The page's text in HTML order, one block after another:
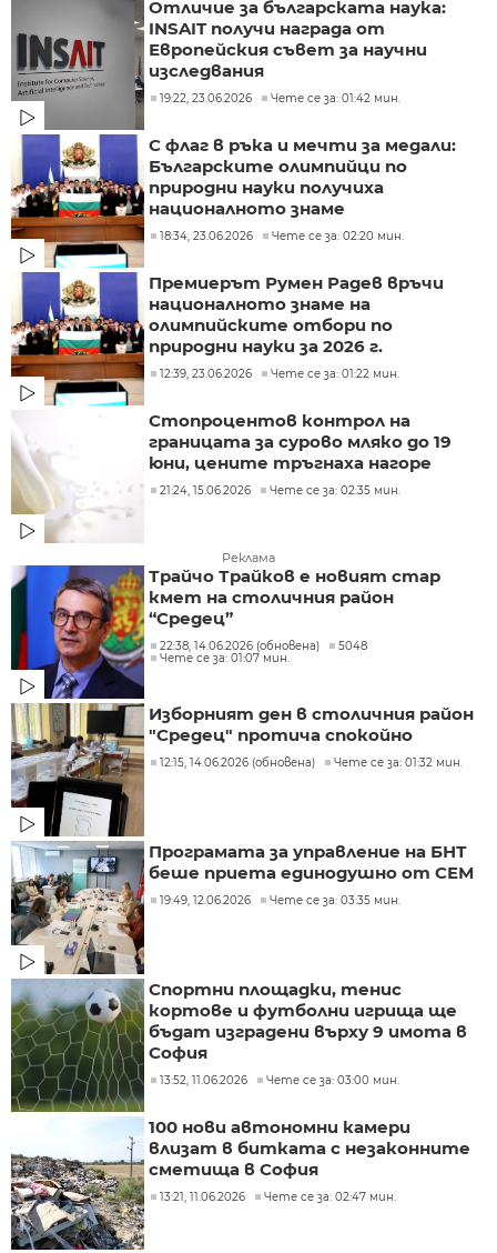
Отличие за българската наука:
INSAIT получи награда от
Европейския съвет за научни
изследвания
19:22, 23.06.2026 Чете се за: 01:42 мин.
С флаг в ръка и мечти за медали:
Българските олимпийци по
природни науки получиха
националното знаме
18:34, 23.06.2026 Чете се за: 02:20 мин.
Премиерът Румен Радев връчи
националното знаме на
олимпийските отбори по
природни науки за 2026 г.
12:39, 23.06.2026 Чете се за: 01:22 мин.
Стопроцентов контрол на
границата за сурово мляко до 19
юни, цените тръгнаха нагоре
21:24, 15.06.2026 Чете се за: 02:35 мин.
Реклама
Трайчо Трайков е новият стар
кмет на столичния район
“Средец”
22:38, 14.06.2026 (обновена)
5048
Чете се за: 01:07 мин.
Изборният ден в столичния район
"Средец" протича спокойно
12:15, 14.06.2026 (обновена) Чете се за: 01:32 мин.
Програмата за управление на БНТ
беше приета единодушно от СЕМ
19:49, 12.06.2026 Чете се за: 03:35 мин.
Спортни площадки, тенис
кортове и футболни игрища ще
бъдат изградени върху 9 имота в
София
13:52, 11.06.2026 Чете се за: 03:00 мин.
100 нови автономни камери
влизат в битката с незаконните
сметища в София
13:21, 11.06.2026 Чете се за: 02:47 мин.